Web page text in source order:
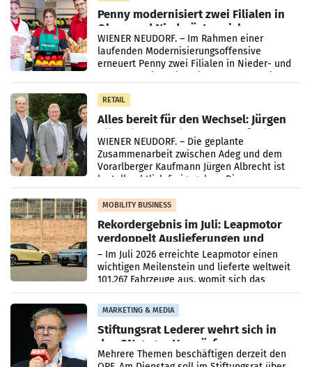
Penny modernisiert zwei Filialen in
Ober- und Niederösterreich
WIENER NEUDORF. – Im Rahmen einer
laufenden Modernisierungsoffensive
erneuert Penny zwei Filialen in Nieder- und
RETAIL
Alles bereit für den Wechsel: Jürgen
Albrecht setzt ab 1.1.2027 auf Adeg
WIENER NEUDORF. – Die geplante
Zusammenarbeit zwischen Adeg und dem
Vorarlberger Kaufmann Jürgen Albrecht ist
kartellrechtlich freigegeben: Die
Bundeswettbewerbsbehörde und der
Bundeskartellanwalt
MOBILITY BUSINESS
Rekordergebnis im Juli: Leapmotor
verdoppelt Auslieferungen und
überschreitet die 100.000er-Marke
– Im Juli 2026 erreichte Leapmotor einen
wichtigen Meilenstein und lieferte weltweit
101.267 Fahrzeuge aus, womit sich das
Ergebnis gegenüber Juli 2025 mehr als
verdoppelte (+102
MARKETING & MEDIA
Stiftungsrat Lederer wehrt sich in
den SN gegen Vorwürfe
Mehrere Themen beschäftigen derzeit den